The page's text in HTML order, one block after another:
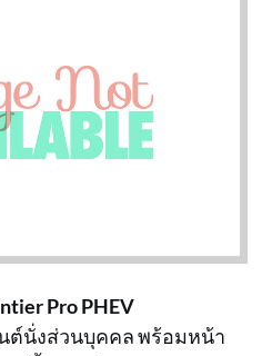
Pro PHEV
ต์นั่งส่วนบุคคล พร้อมหน้า